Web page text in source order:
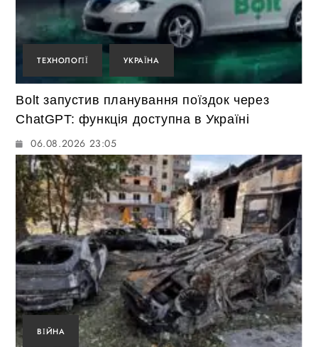
ТЕХНОЛОГІЇ УКРАЇНА
Bolt запустив планування поїздок через
ChatGPT: функція доступна в Україні
06.08.2026 23:05
ВІЙНА